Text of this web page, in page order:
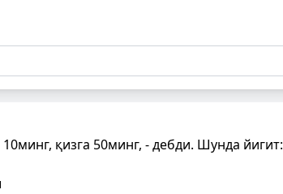
қизга 50минг, - дебди. Шунда йигит: